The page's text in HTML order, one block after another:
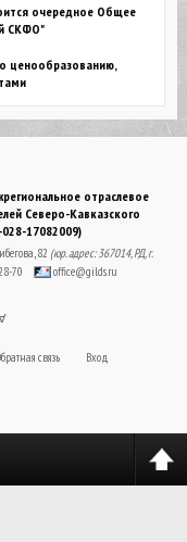
очередное Общее
СКФО"
ценообразованию,
отраслевое
Северо-Кавказского
17082009)
82 (юр. адрес: 367014, РД, г.
70 office@gilds.ru
связь
Вход